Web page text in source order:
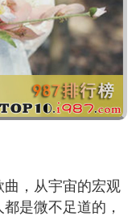
曲，从宇宙的宏观
是微不足道的，